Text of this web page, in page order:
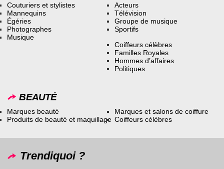
Couturiers et stylistes
Mannequins
Égéries
Photographes
Musique
Acteurs
Télévision
Groupe de musique
Sportifs
Coiffeurs célèbres
Familles Royales
Hommes d’affaires
Politiques
BEAUTÉ
Marques beauté
Produits de beauté et maquillage
Marques et salons de coiffure
Coiffeurs célèbres
Trendiquoi ?